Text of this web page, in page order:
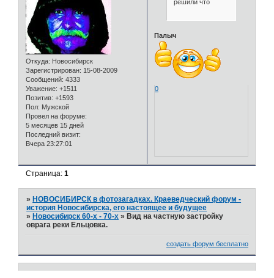
Откуда: Новосибирск
Зарегистрирован: 15-08-2009
Сообщений: 4333
Уважение: +1511
Позитив: +1593
Пол: Мужской
Провел на форуме:
5 месяцев 15 дней
Последний визит:
Вчера 23:27:01
решили что
Палыч
0
Страница:1
»НОВОСИБИРСК в фотозагадках. Краеведческий форум -
история Новосибирска, его настоящее и будущее
»Новосибирск 60-х - 70-х »Вид на частную застройку
оврага реки Ельцовка.
создать форум бесплатно